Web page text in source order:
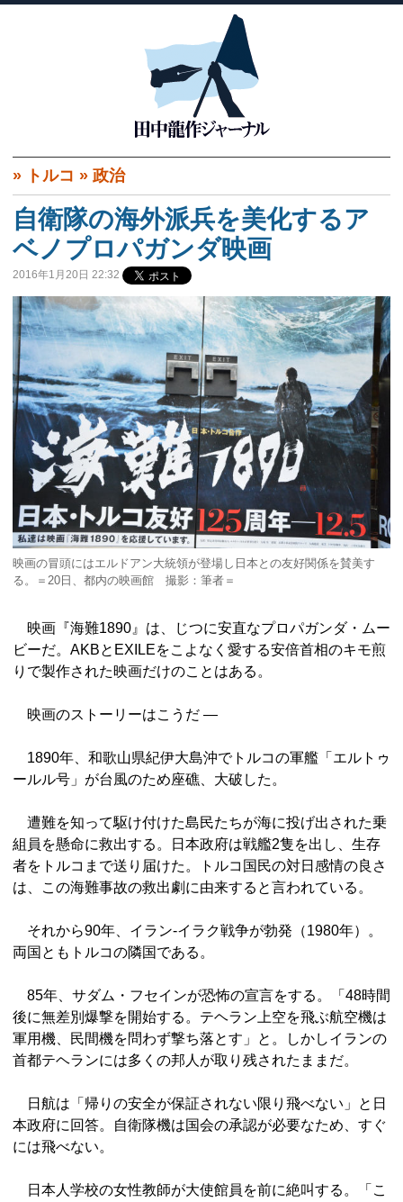
» トルコ » 政治
自衛隊の海外派兵を美化するア
ベノプロパガンダ映画
2016年1月20日 22:32
映画の冒頭にはエルドアン大統領が登場し日本との友好関係を賛美す
る。＝20日、都内の映画館 撮影：筆者＝
映画『海難1890』は、じつに安直なプロパガンダ・ムー
ビーだ。AKBとEXILEをこよなく愛する安倍首相のキモ煎
りで製作された映画だけのことはある。
映画のストーリーはこうだ ―
1890年、和歌山県紀伊大島沖でトルコの軍艦「エルトゥ
ールル号」が台風のため座礁、大破した。
遭難を知って駆け付けた島民たちが海に投げ出された乗
組員を懸命に救出する。日本政府は戦艦2隻を出し、生存
者をトルコまで送り届けた。トルコ国民の対日感情の良さ
は、この海難事故の救出劇に由来すると言われている。
それから90年、イラン‐イラク戦争が勃発（1980年）。
両国ともトルコの隣国である。
85年、サダム・フセインが恐怖の宣言をする。「48時間
後に無差別爆撃を開始する。テヘラン上空を飛ぶ航空機は
軍用機、民間機を問わず撃ち落とす」と。しかしイランの
首都テヘランには多くの邦人が取り残されたままだ。
日航は「帰りの安全が保証されない限り飛べない」と日
本政府に回答。自衛隊機は国会の承認が必要なため、すぐ
には飛べない。
日本人学校の女性教師が大使館員を前に絶叫する。「こ